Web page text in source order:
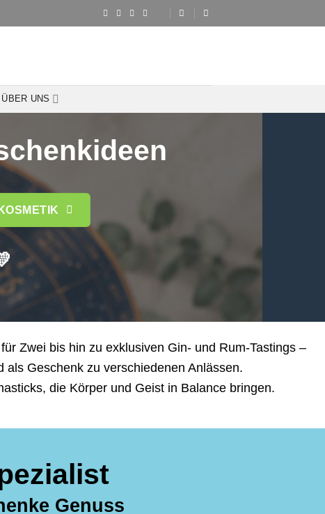
ÜBER UNS
KOSMETIK
Zwei bis hin zu exklusiven Gin- und Rum-Tastings –
Geschenk zu verschiedenen Anlässen.
die Körper und Geist in Balance bringen.
Genuss